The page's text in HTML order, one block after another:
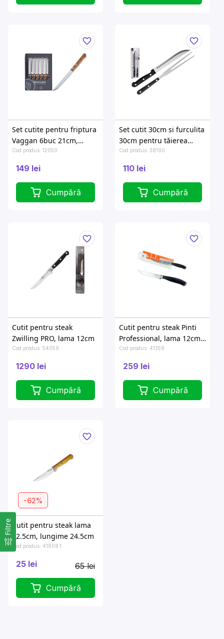
Filtre
Set cutite pentru friptura
Vaggan 6buc 21cm,
maner din lemn
Cod produs: 12050
149 lei
Cumpără
Set cutit 30cm si furculita
30cm pentru tăierea
cărnii
Cod produs: 38190
110 lei
Cumpără
Cutit pentru steak
Zwilling PRO, lama 12cm
Cod produs: 54059
1290 lei
Cumpără
Cutit pentru steak Pinti
Professional, lama 12cm,
lungime 24cm
Cod produs: 41359
259 lei
Cumpără
-62%
Cutit pentru steak lama
12.5cm, lungime 24.5cm
Cod produs: 41808.1
25 lei 65 lei
Cumpără